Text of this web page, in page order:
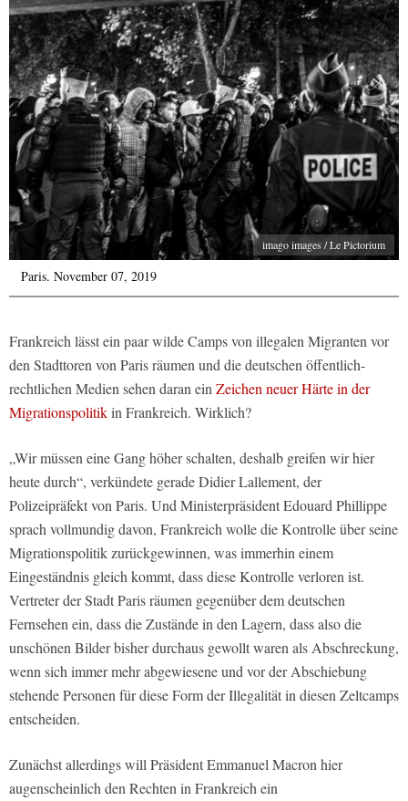
imago images / Le Pictorium
Paris. November 07, 2019
Frankreich lässt ein paar wilde Camps von illegalen Migranten vor
den Stadttoren von Paris räumen und die deutschen öffentlich-
rechtlichen Medien sehen daran einZeichen neuer Härte in der
Migrationspolitikin Frankreich. Wirklich?
„Wir müssen eine Gang höher schalten, deshalb greifen wir hier
heute durch“, verkündete gerade Didier Lallement, der
Polizeipräfekt von Paris. Und Ministerpräsident Edouard Phillippe
sprach vollmundig davon, Frankreich wolle die Kontrolle über seine
Migrationspolitik zurückgewinnen, was immerhin einem
Eingeständnis gleich kommt, dass diese Kontrolle verloren ist.
Vertreter der Stadt Paris räumen gegenüber dem deutschen
Fernsehen ein, dass die Zustände in den Lagern, dass also die
unschönen Bilder bisher durchaus gewollt waren als Abschreckung,
wenn sich immer mehr abgewiesene und vor der Abschiebung
stehende Personen für diese Form der Illegalität in diesen Zeltcamps
entscheiden.
Zunächst allerdings will Präsident Emmanuel Macron hier
augenscheinlich den Rechten in Frankreich ein